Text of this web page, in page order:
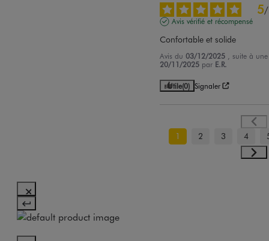
5/
Avis vérifié et récompensé
Confortable et solide
Avis du03/12/2025
, suite à
20/11/2025 par E.R.
Utile(0) Signaler
1 2 3 4